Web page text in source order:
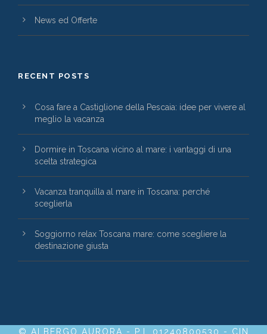
News ed Offerte
RECENT POSTS
Cosa fare a Castiglione della Pescaia: idee per vivere al
meglio la vacanza
Dormire in Toscana vicino al mare: i vantaggi di una
scelta strategica
Vacanza tranquilla al mare in Toscana: perché
sceglierla
Soggiorno relax Toscana mare: come scegliere la
destinazione giusta
© ALBERGO AURORA - P.I. 01240800530 - CIN